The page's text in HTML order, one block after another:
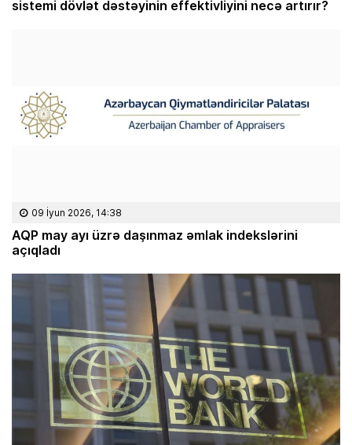
sistemi dövlət dəstəyinin effektivliyini necə artırır?
09 İyun 2026, 14:38
AQP may ayı üzrə daşınmaz əmlak indekslərini
açıqladı